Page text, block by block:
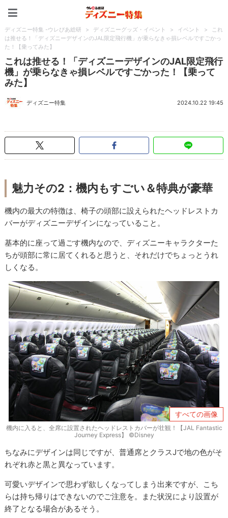
ディズニー特集 -ウレぴあ総研 > ディズニーグッズ・イベント > イベント >
これ
は推せる！「ディズニーデザインのJAL限定飛行機」が乗らなきゃ損レベルですごかっ
た！【乗ってみた】
これは推せる！「ディズニーデザインのJAL限定飛行
機」が乗らなきゃ損レベルですごかった！【乗って
みた】
ディズニー特集 2024.10.22 19:45
魅力その2：機内もすごい＆特典が豪華
機内の最大の特徴は、椅子の頭部に設えられたヘッドレストカ
バーがディズニーデザインになっていること。
基本的に座って過ごす機内なので、ディズニーキャラクターた
ちが頭部に常に居てくれると思うと、それだけでちょっとうれ
しくなる。
すべての画像
機内に入ると、全席に設置されたヘッドレストカバーが壮観！【JAL Fantastic
Journey Express】 ©Disney
ちなみにデザインは同じですが、普通席とクラスJで地の色がそ
れぞれ赤と黒と異なっています。
可愛いデザインで思わず欲しくなってしまう出来ですが、こち
らは持ち帰りはできないのでご注意を。また状況により設置が
終了となる場合があるそう。